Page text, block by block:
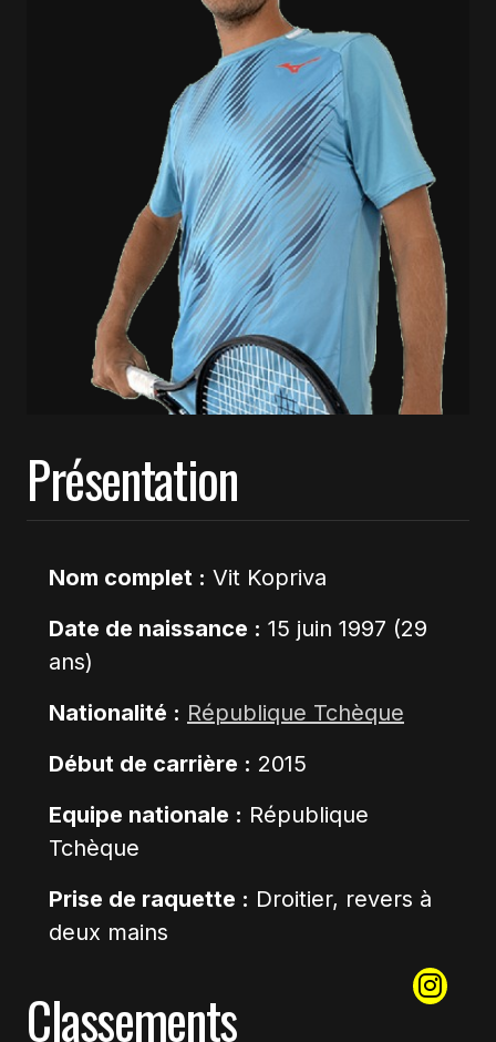
Présentation
Nom complet : Vit Kopriva
Date de naissance : 15 juin 1997 (29
ans)
Nationalité : République Tchèque
Début de carrière : 2015
Equipe nationale : République
Tchèque
Prise de raquette : Droitier, revers à
deux mains
Classements